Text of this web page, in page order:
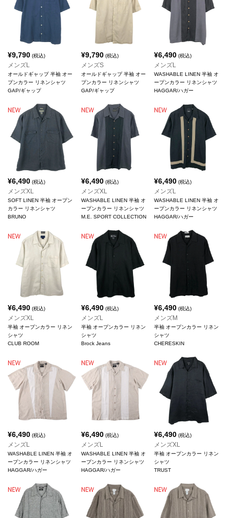
¥9,790 (税込)
メンズL
オールドギャップ 半袖 オー
プンカラー リネンシャツ
GAP/ギャップ
¥9,790(税込)
メンズS
オールドギャップ 半袖 オー
プンカラー リネンシャツ
GAP/ギャップ
¥6,490 (税込)
メンズL
WASHABLE LINEN 半袖 オ
ープンカラー リネンシャツ
HAGGAR/ハガー
¥6,490 (税込)
メンズXL
SOFT LINEN 半袖 オープン
カラー リネンシャツ
BRUNO
¥6,490(税込)
メンズXL
WASHABLE LINEN 半袖 オ
ープンカラー リネンシャツ
M.E. SPORT COLLECTION
¥6,490 (税込)
メンズL
WASHABLE LINEN 半袖 オ
ープンカラー リネンシャツ
HAGGAR/ハガー
¥6,490 (税込)
メンズXL
半袖 オープンカラー リネン
シャツ
CLUB ROOM
¥6,490(税込)
メンズL
半袖 オープンカラー リネン
シャツ
Brock Jeans
¥6,490 (税込)
メンズM
半袖 オープンカラー リネン
シャツ
CHERESKIN
¥6,490 (税込)
メンズL
WASHABLE LINEN 半袖 オ
ープンカラー リネンシャツ
HAGGAR/ハガー
¥6,490(税込)
メンズL
WASHABLE LINEN 半袖 オ
ープンカラー リネンシャツ
HAGGAR/ハガー
¥6,490 (税込)
メンズXL
半袖 オープンカラー リネン
シャツ
TRUST